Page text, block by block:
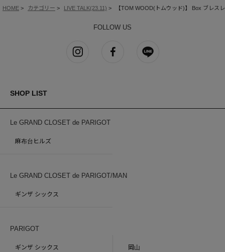
HOME カテゴリー LIVE TALK(23.11) 【TOM WOOD(トムウッド)】 Box ブレス
FOLLOW US
SHOP LIST
Le GRAND CLOSET de PARIGOT
麻布台ヒルズ
Le GRAND CLOSET de PARIGOT/MAN
ギンザ シックス
PARIGOT
ギンザ シックス 岡山